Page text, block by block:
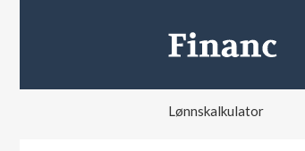
Lønnskalkulator